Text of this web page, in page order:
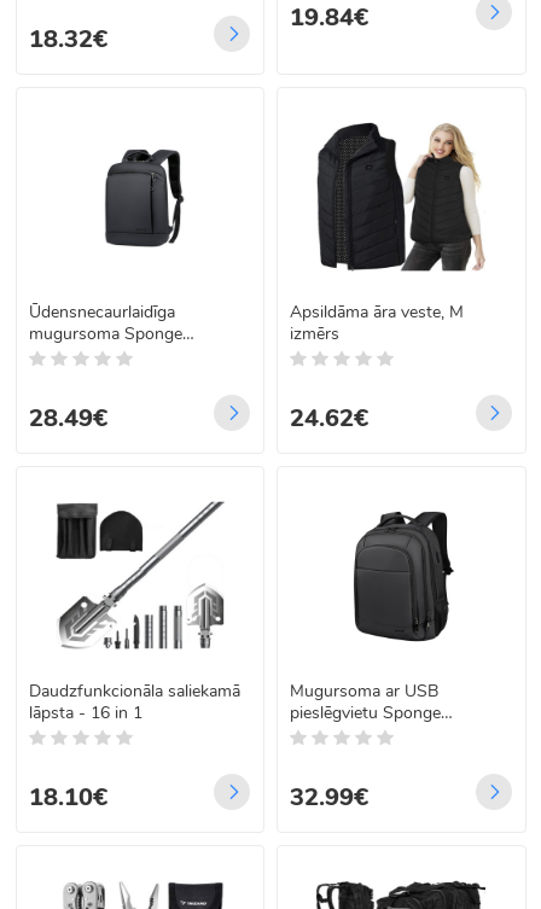
18.32€
19.84€
Ūdensnecaurlaidīga
mugursoma Sponge
Thinbag, 15,6″
28.49€
Apsildāma āra veste, M
izmērs
24.62€
Daudzfunkcionāla saliekamā
lāpsta - 16 in 1
18.10€
Mugursoma ar USB
pieslēgvietu Sponge
Business 14,1–15,6″
32.99€